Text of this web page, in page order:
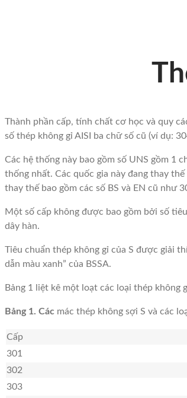
KỸ
THUẬT
CỦA
THÉP
KHÔNG
GỈ
Thành phần cấp, tính chất cơ học và quy
số thép không gỉ AISI ba chữ số cũ (ví dụ:
Các hệ thống này bao gồm số UNS gồm 1
thống nhất. Các quốc gia này đang thay
thay thế bao gồm các số BS và EN cũ như
Một số cấp không được bao gồm bởi số
dây hàn.
Tiêu chuẩn thép không gỉ của S được giải
dẫn màu xanh” của BSSA.
Bảng 1 liệt kê một loạt các loại thép không
Bảng 1. Các mác thép không sợi S và các
Cấp
301
302
303